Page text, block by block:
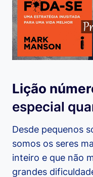
Lição
especial
Desde pequenos
somos os seres
inteiro e que não
grandes